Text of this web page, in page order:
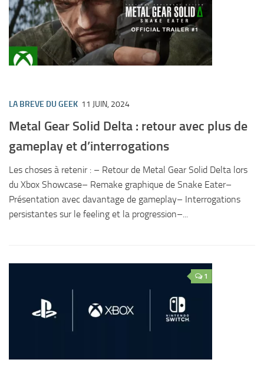
LA BREVE DU GEEK 11 JUIN, 2024
Metal Gear Solid Delta : retour avec plus de
gameplay et d’interrogations
Les choses à retenir : – Retour de Metal Gear Solid Delta lors
du Xbox Showcase– Remake graphique de Snake Eater–
Présentation avec davantage de gameplay– Interrogations
persistantes sur le feeling et la progression–...
1